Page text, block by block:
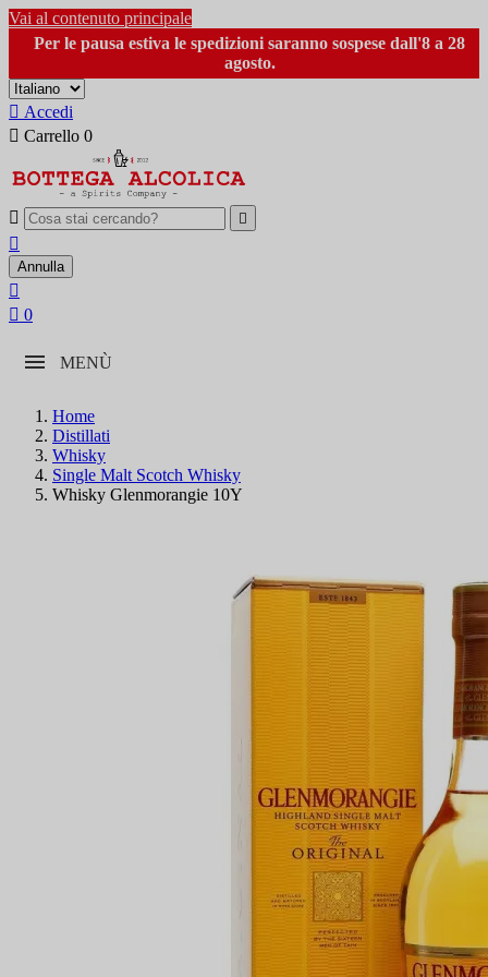
Vai al contenuto principale
Per le pausa estiva le spedizioni saranno sospese dall'8 a 28
agosto.
 Accedi
 Carrello 0
 

Annulla

 0
MENÙ
Home
Distillati
Whisky
Single Malt Scotch Whisky
Whisky Glenmorangie 10Y